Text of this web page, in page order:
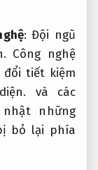
:Đội ngũ
Công nghệ
đổi tiết kiệm
và các
những
bỏ lại phía